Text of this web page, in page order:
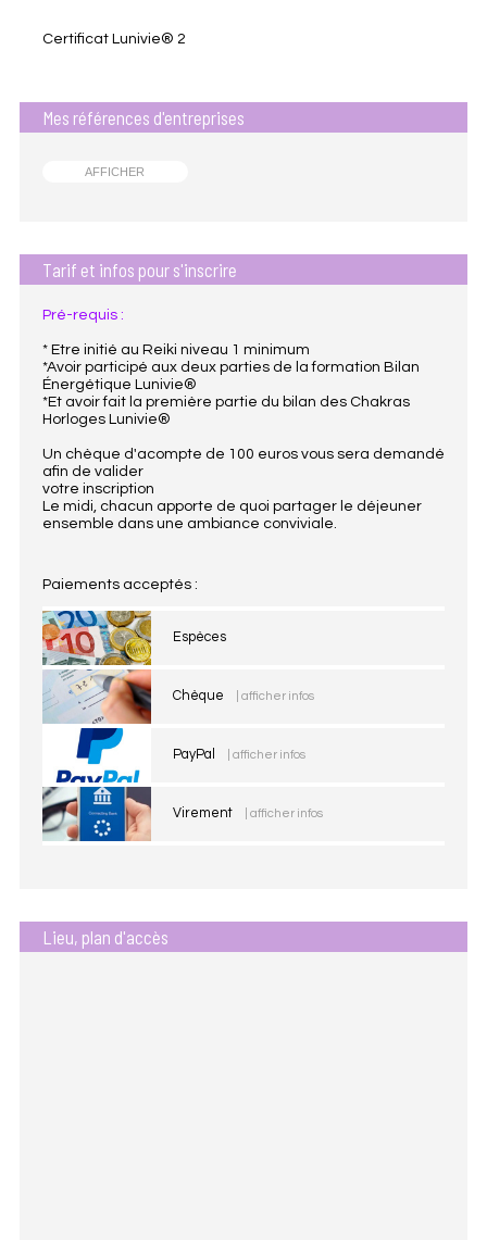
Certificat Lunivie® 2
Mes références d'entreprises
AFFICHER
Tarif et infos pour s'inscrire
Pré-requis :
* Etre initié au Reiki niveau 1 minimum
*Avoir participé aux deux parties de la formation Bilan
Énergétique Lunivie®
*Et avoir fait la première partie du bilan des Chakras
Horloges Lunivie®
Un chèque d'acompte de 100 euros vous sera demandé
afin de valider
votre inscription
Le midi, chacun apporte de quoi partager le déjeuner
ensemble dans une ambiance conviviale.
Paiements acceptés :
Espèces
Chèque | afficher infos
PayPal | afficher infos
Virement | afficher infos
Lieu, plan d'accès